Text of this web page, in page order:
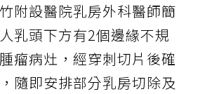
附設醫院乳房外科醫師簡
乳頭下方有2個邊緣不規
瘤病灶，經穿刺切片後確
隨即安排部分乳房切除及